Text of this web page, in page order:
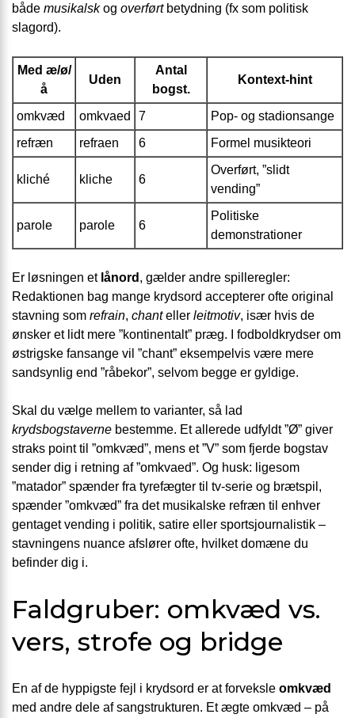
både musikalskog overførtbetydning (fx som politisk
slagord).
Med æ/ø/
å
Uden
Antal
bogst.
Kontext-hint
omkvæd omkvaed 7
Pop- og stadion­sange
refræn
refraen 6 Formel musikteori
kliché kliche 6
Overført, ”slidt
vending”
parole parole 6
Politiske
demonstrationer
Er løsningen et lånord , gælder andre spilleregler:
Redaktionen bag mange krydsord accepterer ofte original
stavning som refrain, chanteller leitmotiv, især hvis de
ønsker et lidt mere ”kontinentalt” præg. I fodboldkrydser om
østrigske fansange vil ”chant” eksempelvis være mere
sandsynlig end ”råbekor”, selvom begge er gyldige.
Skal du vælge mellem to varianter, så lad
krydsbogstaverne bestemme. Et allerede udfyldt ”Ø” giver
straks point til ”omkvæd”, mens et ”V” som fjerde bogstav
sender dig i retning af ”omkvaed”. Og husk: ligesom
”matador” spænder fra tyrefægter til tv-serie og brætspil,
spænder ”omkvæd” fra det musikalske refræn til enhver
gentaget vending i politik, satire eller sportsjournalistik –
stavningens nuance afslører ofte, hvilket domæne du
befinder dig i.
Faldgruber: omkvæd vs.
vers, strofe og bridge
En af de hyppigste fejl i krydsord er at forveksle omkvæd
med andre dele af sangstrukturen. Et ægte omkvæd – på